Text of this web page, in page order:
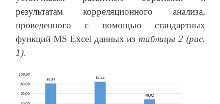
результатам корреляционного анализа,
проведенного с помощью стандартных
функций MS Excel данных из таблицы 2 (рис.
1).